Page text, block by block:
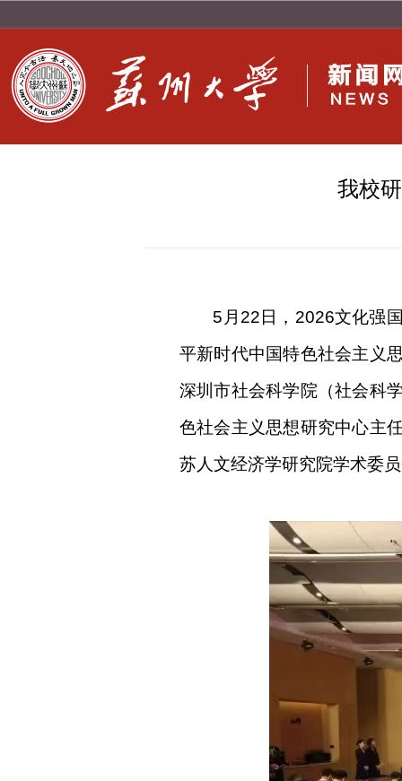
我校
5 月 22 日， 2026文化强
平新时代中国特色社会主义
深圳市社会科学院（社会科
色社会主义思想研究中心主
苏人文经济学研究院学术委